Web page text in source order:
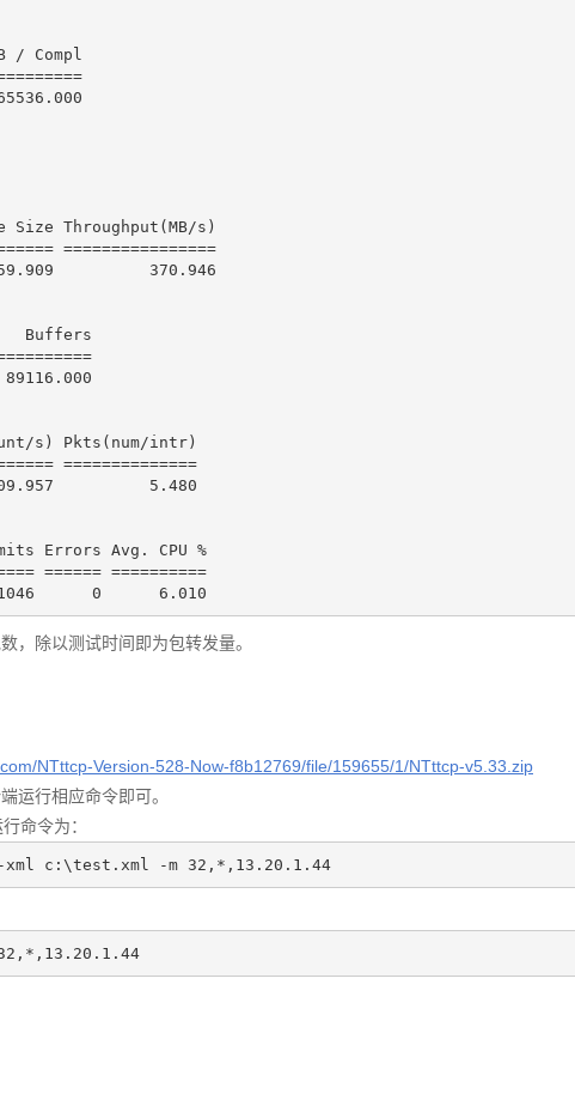
/ Compl
================
370.946
Buffers
89116.000
s) Pkts(num/intr)
==============
5.480
Errors Avg. CPU %
====== ==========
0 6.010
，除以测试时间即为包转发量。
NTttcp-Version-528-Now-f8b12769/file/159655/1/NTttcp-v5.33.zip
运行相应命令即可。
命令为：
c:\test.xml -m 32 ,*, 13.20 . 1.44
,*, 13.20 . 1.44